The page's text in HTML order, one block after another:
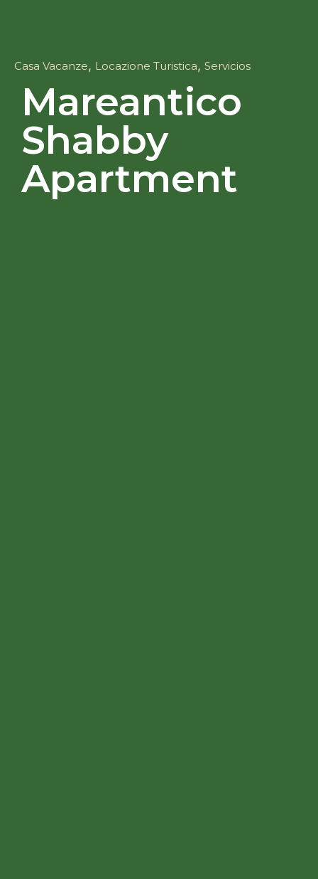
Mareantico
Shabby
Apartment
Casa Vacanze, Locazione Turistica, Servicios